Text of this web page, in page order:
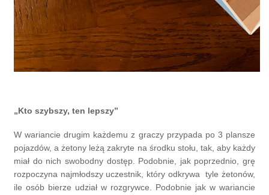
„Kto szybszy, ten lepszy”
W wariancie drugim każdemu z graczy przypada po 3 plansze
pojazdów, a żetony leżą zakryte na środku stołu, tak, aby każdy
miał do nich swobodny dostęp. Podobnie, jak poprzednio, grę
rozpoczyna najmłodszy uczestnik, który odkrywa tyle żetonów,
ile osób bierze udział w rozgrywce. Podobnie jak w wariancie